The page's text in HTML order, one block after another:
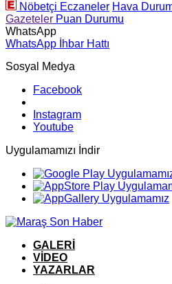
Nöbetçi Eczaneler Hava
Gazeteler Puan Durumu
WhatsApp
WhatsApp İhbar Hattı
Sosyal Medya
Facebook
Instagram
Youtube
Uygulamamızı İndir
GALERİ
VİDEO
YAZARLAR